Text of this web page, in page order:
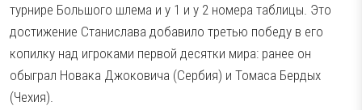
турнире Большого шлема и у 1 и у 2 номера таблицы. Это
достижение Станислава добавило третью победу в его
копилку над игроками первой десятки мира: ранее он
обыграл Новака Джоковича (Сербия) и Томаса Бердых
(Чехия).